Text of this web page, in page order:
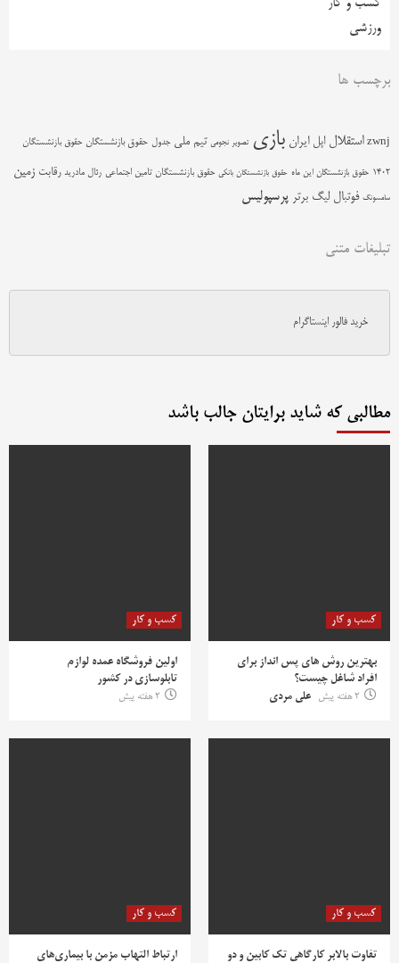
ورزشی
برچسب ها
zwnj استقلال اپل ایران بازی تصویر نجومی تیم ملی جدول حقوق بازنشستگان حقوق بازنشستگان
1402 حقوق بازنشستگان این ماه حقوق بازنشستگان بانکی حقوق بازنشستگان تامین اجتماعی رئال مادرید رقابت زمین
سامسونگ فوتبال لیگ برتر پرسپولیس
تبلیغات متنی
خرید فالور اینستاگرام
مطالبی که شاید برایتان جالب باشد
کسب و کار
بهترین روش‌ های پس‌ انداز برای
افراد شاغل چیست؟
2 هفته پیش
علی مردی
کسب و کار
اولین فروشگاه عمده لوازم
تابلوسازی در کشور
2 هفته پیش
کسب و کار
تفاوت بالابر کارگاهی تک کابین و دو
کسب و کار
ارتباط التهاب مزمن با بیماری‌های